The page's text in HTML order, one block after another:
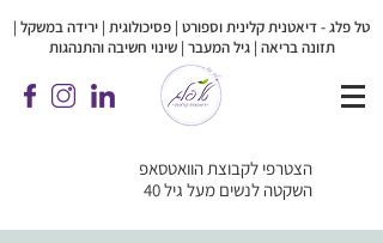
טל פלג - דיאטנית קלינית וספורט | פסיכולוגית | ירידה במשקל |
תזונה בריאה | גיל המעבר | שינוי חשיבה והתנהגות
הצטרפי לקבוצת הוואטסאפ
השקטה לנשים מעל גיל 40